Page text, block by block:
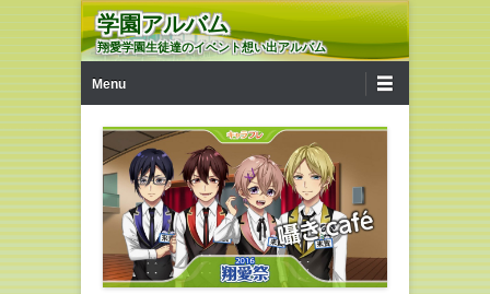
学園アルバム
翔愛学園生徒達のイベント想い出アルバム
Menu